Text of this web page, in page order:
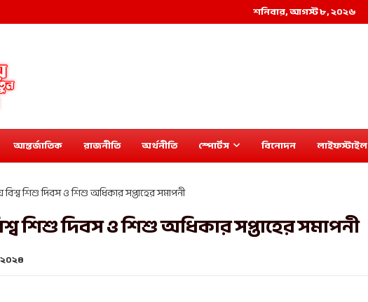
শনিবার, আগস্ট ৮, ২০২৬
আন্তর্জাতিক রাজনীতি অর্থনীতি স্পোর্টস বিনোদন লাইফস্টাইল
বিশ্ব শিশু দিবস ও শিশু অধিকার সপ্তাহের সমাপনী
শিশু দিবস ও শিশু অধিকার সপ্তাহের সমাপনী